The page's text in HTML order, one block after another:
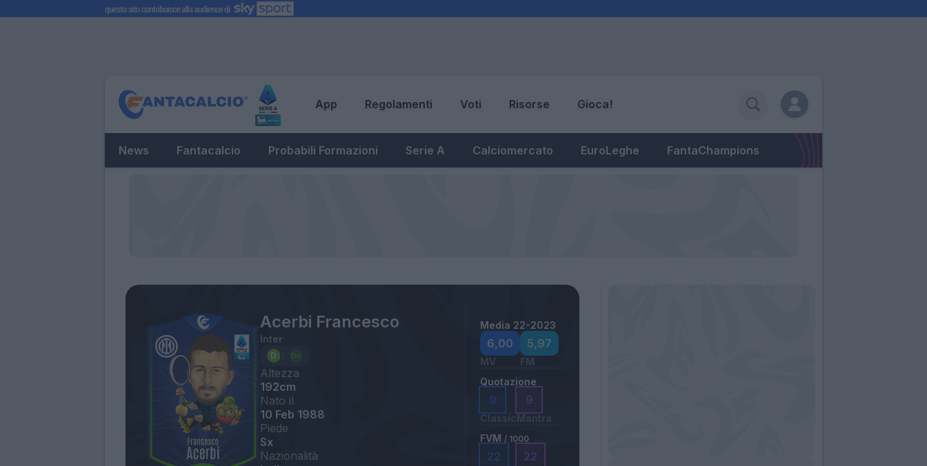
App Regolamenti Voti Risorse Gioca!
News Fantacalcio Probabili Formazioni Serie A Calciomercato EuroLeghe FantaChampions
Acerbi Francesco
Inter
Altezza
192cm
Nato il
10 Feb 1988
Piede
Sx
Nazionalità
Media 22-2023
6,00
MV
5,97
FM
Quotazione
9
Classic
9
Mantra
FVM / 1000
22 22